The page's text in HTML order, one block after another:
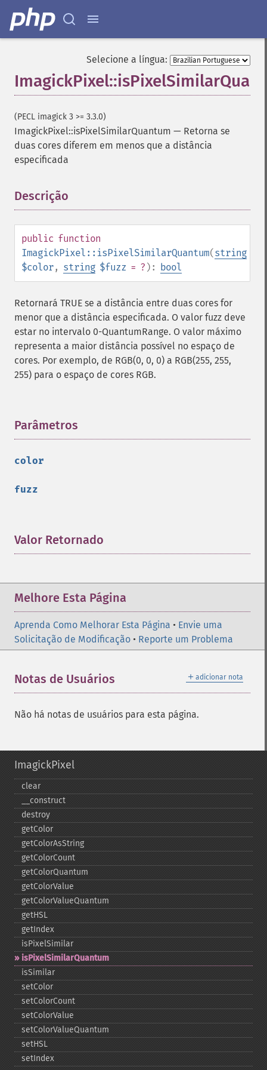
Selecione a língua:
(PECL imagick 3 >= 3.3.0)
ImagickPixel::isPixelSimilarQuantum — Retorna se
duas cores diferem em menos que a distância
especificada
Descrição
public function
ImagickPixel::isPixelSimilarQuantum(string
$color, string $fuzz = ? ): bool
Retornará TRUE se a distância entre duas cores for
menor que a distância especificada. O valor fuzz deve
estar no intervalo 0-QuantumRange. O valor máximo
representa a maior distância possível no espaço de
cores. Por exemplo, de RGB(0, 0, 0) a RGB(255, 255,
255) para o espaço de cores RGB.
Parâmetros
color
fuzz
Valor Retornado
Melhore Esta Página
Aprenda Como Melhorar Esta Página • Envie uma
Solicitação de Modificação • Reporte um Problema
＋ adicionar nota
Notas de Usuários
Não há notas de usuários para esta página.
ImagickPixel
clear
_​_​construct
destroy
getColor
getColorAsString
getColorCount
getColorQuantum
getColorValue
getColorValueQuantum
getHSL
getIndex
isPixelSimilar
isPixelSimilarQuantum
isSimilar
setColor
setColorCount
setColorValue
setColorValueQuantum
setHSL
setIndex